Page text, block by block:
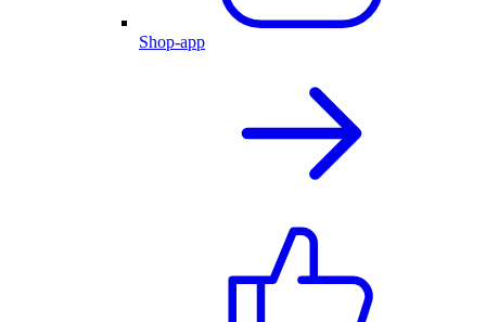
Shop-app